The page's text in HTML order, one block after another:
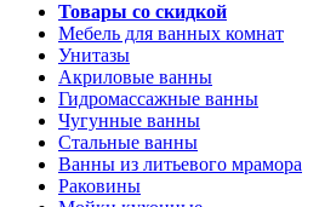
Товары со скидкой
Мебель для ванных комнат
Унитазы
Акриловые ванны
Гидромассажные ванны
Чугунные ванны
Стальные ванны
Ванны из литьевого мрамора
Раковины